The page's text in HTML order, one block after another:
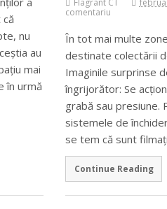
nu
au
mai
în urmă
Flagrant CT
comentariu
În tot mai multe
destinate colectării
Imaginile surprinse
îngrijorător: Se
grabă sau presiune.
sistemele de
se tem că sunt
Continue Reading